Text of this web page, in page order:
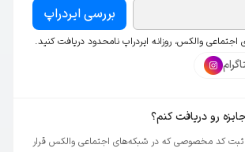
بررسی ایردراپ
اجتماعی والکس، روزانه ایردراپ نامحدود دریافت کنید.
رو دریافت کنم؟
ثبت کد مخصوصی که در شبکه‌های اجتماعی والکس قرار